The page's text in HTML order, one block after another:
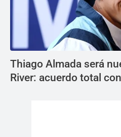
Thiago Almada será
River: acuerdo total